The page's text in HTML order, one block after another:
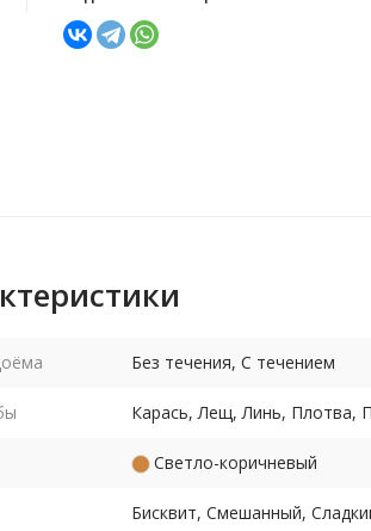
Без течения, С течением
Карась, Лещ, Линь, Плотва,
Светло-коричневый
Бисквит, Смешанный,